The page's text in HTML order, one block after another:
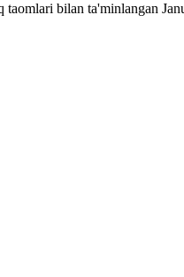
bilan ta'minlangan